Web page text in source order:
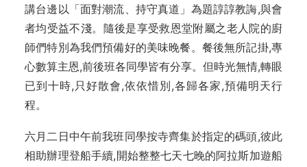
講台邊以「面對潮流、持守真道」為題諄諄教誨,與會
者均受益不淺。隨後是享受救恩堂附屬之老人院的廚
師們特別為我們預備好的美味晚餐。餐後無所記掛,專
心數算主恩,前後班各同學皆有分享。但時光無情,轉眼
已到十時,只好散會,依依惜別,各歸各家,預備明天行
程。
六月二日中午前我班同學按寺齊集於指定的碼頭,彼此
相助辦理登船手續,開始整整七天七晚的阿拉斯加遊船